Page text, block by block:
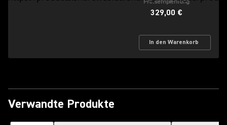
Preisempfehlung
329,00 €
In den Warenkorb
Verwandte Produkte